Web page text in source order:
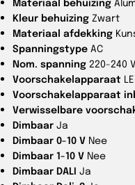
Kleur behuizing Zwart
Materiaal afdekking
Spanningstype AC
Nom. spanning 220-240 V
Voorschakelapparaat
Voorschakelapparaat
Verwisselbare
Dimbaar Ja
Dimbaar 0-10 V Nee
Dimbaar 1-10 V Nee
Dimbaar DALI Ja